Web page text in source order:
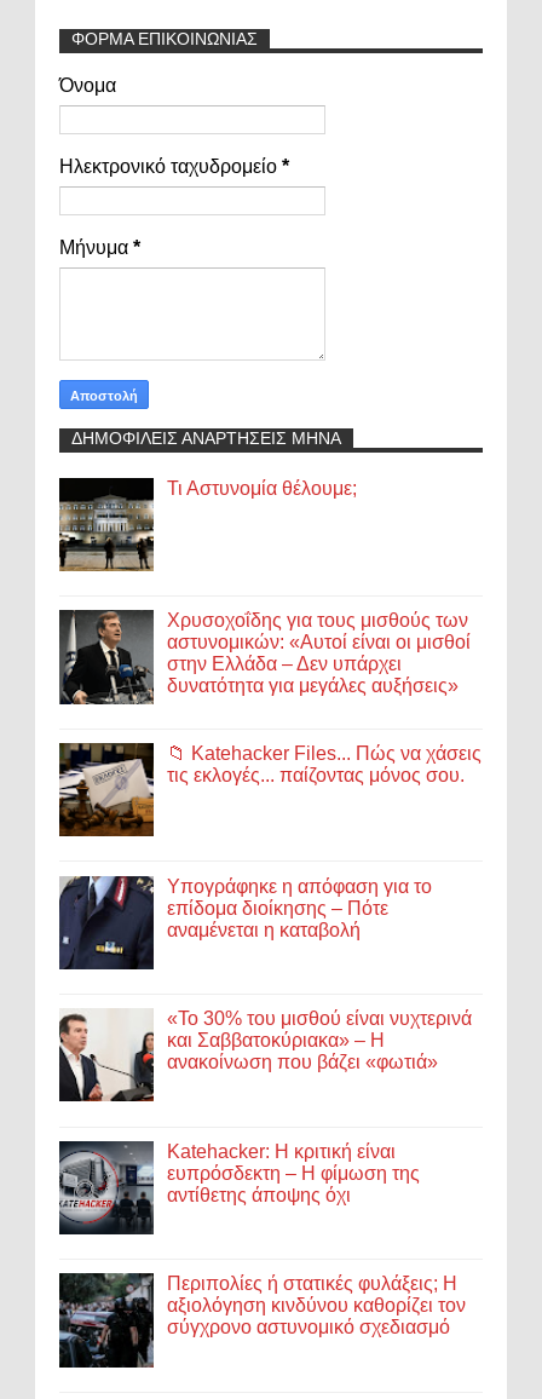
ΦΟΡΜΑ ΕΠΙΚΟΙΝΩΝΙΑΣ
Όνομα
Ηλεκτρονικό ταχυδρομείο *
Μήνυμα *
ΔΗΜΟΦΙΛΕΙΣ ΑΝΑΡΤΗΣΕΙΣ ΜΗΝΑ
Τι Αστυνομία θέλουμε;
Χρυσοχοΐδης για τους μισθούς των
αστυνομικών: «Αυτοί είναι οι μισθοί
στην Ελλάδα – Δεν υπάρχει
δυνατότητα για μεγάλες αυξήσεις»
📁 Katehacker Files... Πώς να χάσεις
τις εκλογές... παίζοντας μόνος σου.
Υπογράφηκε η απόφαση για το
επίδομα διοίκησης – Πότε
αναμένεται η καταβολή
«Το 30% του μισθού είναι νυχτερινά
και Σαββατοκύριακα» – Η
ανακοίνωση που βάζει «φωτιά»
Katehacker: Η κριτική είναι
ευπρόσδεκτη – Η φίμωση της
αντίθετης άποψης όχι
Περιπολίες ή στατικές φυλάξεις; Η
αξιολόγηση κινδύνου καθορίζει τον
σύγχρονο αστυνομικό σχεδιασμό